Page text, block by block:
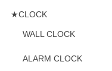
★CLOCK
WALL CLOCK
ALARM CLOCK